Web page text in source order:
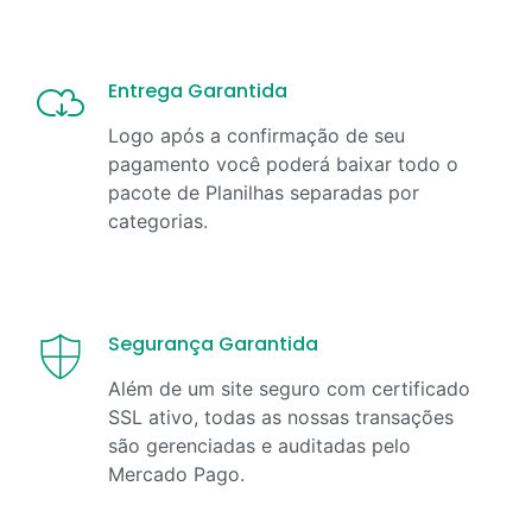
Entrega Garantida
Logo após a confirmação de seu
pagamento você poderá baixar todo o
pacote de Planilhas separadas por
categorias.
Segurança Garantida
Além de um site seguro com certificado
SSL ativo, todas as nossas transações
são gerenciadas e auditadas pelo
Mercado Pago.